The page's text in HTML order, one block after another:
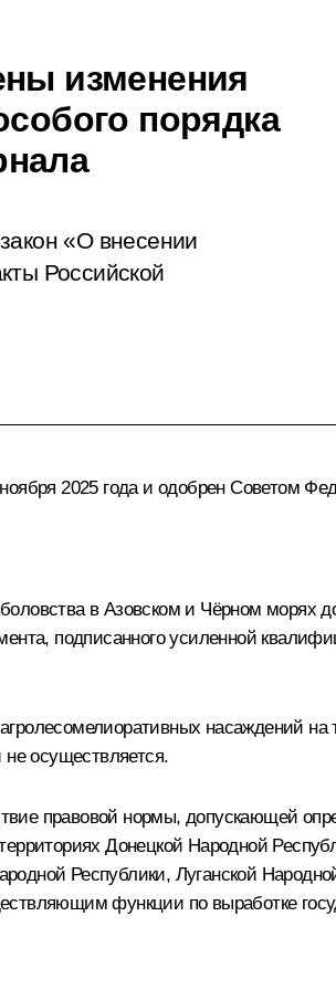
изменения
порядка
«О внесении
Российской
2025 года и одобрен Советом
в Азовском и Чёрном морях
подписанного усиленной
насаждений
осуществляется.
правовой нормы, допускающей
Донецкой Народной
Республики, Луганской
функции по выработке